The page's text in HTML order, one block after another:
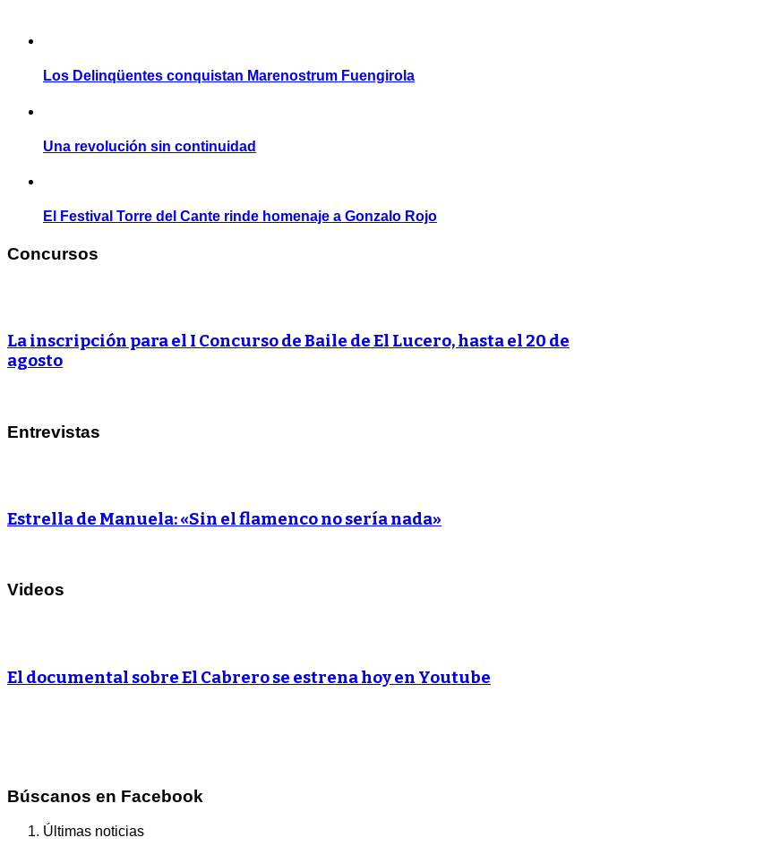
Los Delinqüentes conquistan Marenostrum Fuengirola
Una revolución sin continuidad
El Festival Torre del Cante rinde homenaje a Gonzalo Rojo
Concursos
La inscripción para el I Concurso de Baile de El Lucero, hasta el 20 de
agosto
Entrevistas
Estrella de Manuela: «Sin el flamenco no sería nada»
Videos
El documental sobre El Cabrero se estrena hoy en Youtube
Búscanos en Facebook
Últimas noticias